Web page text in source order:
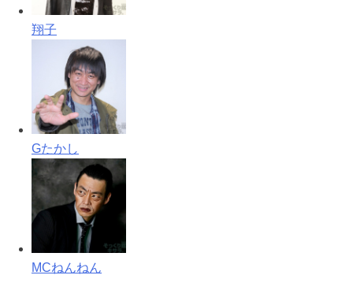
翔子
Gたかし
MCねんねん